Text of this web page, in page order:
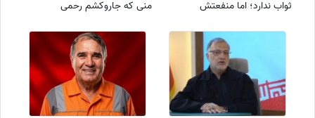
ثواب ندارد؛ اما منفعتش
منی که جاروکشم رحمی